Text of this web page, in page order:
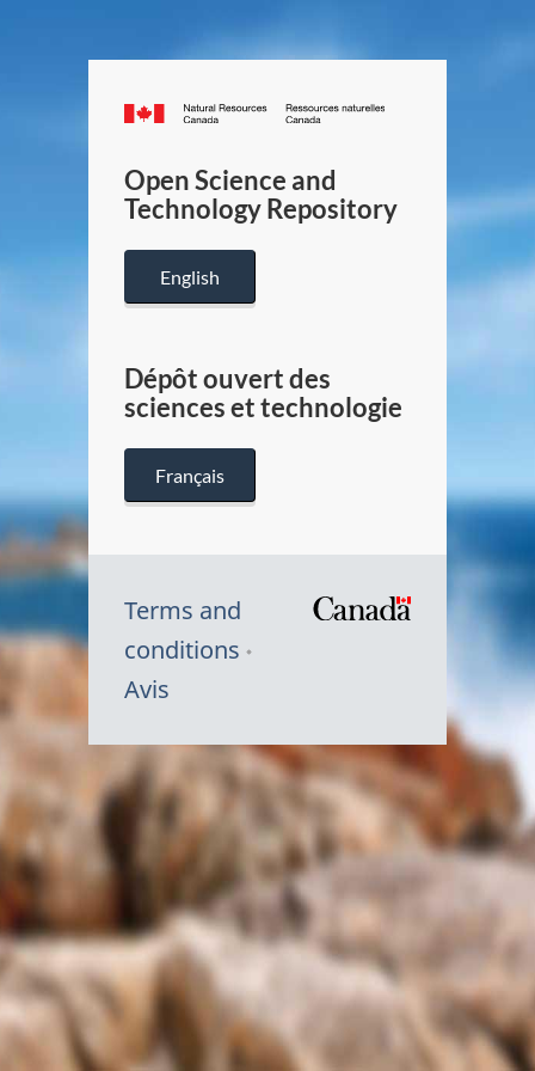
Canada.ca
/
Canada
Open Science and
Technology Repository
English
Dépôt ouvert des
sciences et technologie
Français
Terms and
conditions
Avis
Symbole
du
Canada